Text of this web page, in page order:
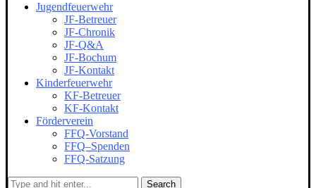
Jugendfeuerwehr
JF-Betreuer
JF-Chronik
JF-Q&A
JF-Bochum
JF-Kontakt
Kinderfeuerwehr
KF-Betreuer
KF-Kontakt
Förderverein
FFQ-Vorstand
FFQ–Spenden
FFQ-Satzung
Search